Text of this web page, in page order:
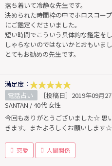
落ち着いて冷静な先生です。
決められた時間枠の中でホロスコー
にご鑑定くださいました。
短い時間でこういう具体的な鑑定を
しゃらないのではないかとおもいまし
とてもお勧めの先生です。
満足度：
電話占い
［投稿日］2019年09月
SANTAN / 40代 女性
今回もありがとうございました☆ 思
きます。またよろしくお願いします☆
恋愛 人間関係